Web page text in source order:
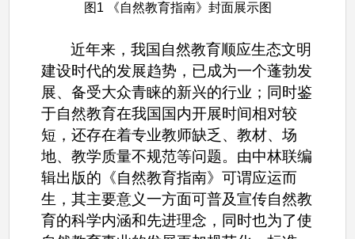
图1 《自然教育指南》封面展示图
近年来，我国自然教育顺应生态文明
建设时代的发展趋势，已成为一个蓬勃发
展、备受大众青睐的新兴的行业；同时鉴
于自然教育在我国国内开展时间相对较
短，还存在着专业教师缺乏、教材、场
地、教学质量不规范等问题。由中林联编
辑出版的《自然教育指南》可谓应运而
生，其主要意义一方面可普及宣传自然教
育的科学内涵和先进理念，同时也为了使